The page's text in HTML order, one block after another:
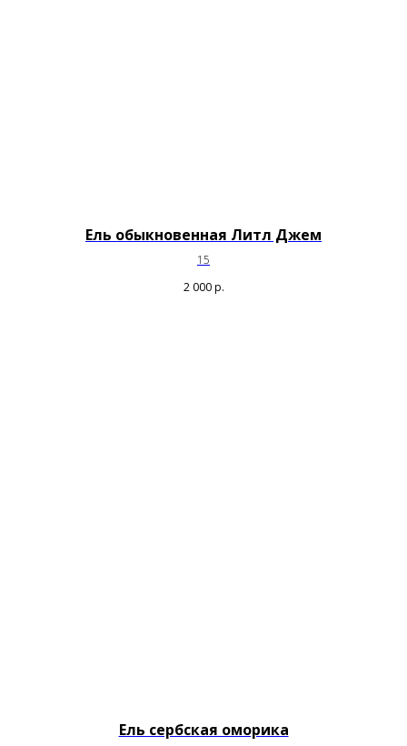
Ель обыкновенная Литл Джем
15
2 000 р.
Ель сербская оморика